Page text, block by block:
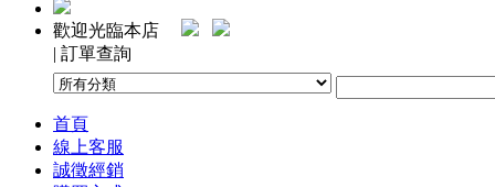
歡迎光臨本店
| 訂單查詢
首頁
線上客服
誠徵經銷